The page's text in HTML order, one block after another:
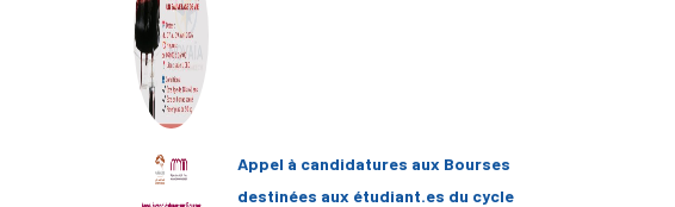
Appel à candidatures aux Bourses
destinées aux étudiant.es du cycle